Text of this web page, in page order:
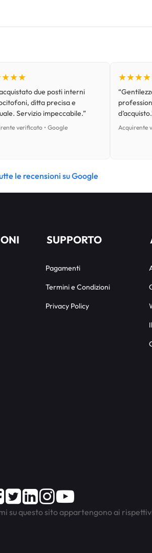
due posti interni
ditta precisa e
Servizio impeccabile.”
verificato • Google Acquirente
le recensioni su Google
SUPPORTO
Pagamenti
Termini e Condizioni
Privacy Policy
Facebook
TwitterLinkedInInstagram
Youtube
su questo sito appartengono ai